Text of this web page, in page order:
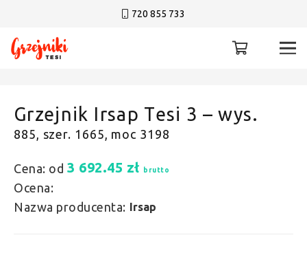
720 855 733
Grzejnik Irsap Tesi 3 – wys.
885, szer. 1665, moc 3198
Cena: od 3 692.45 zł brutto
Ocena:
Nazwa producenta: Irsap